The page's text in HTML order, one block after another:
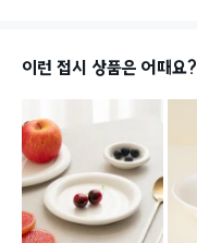
이런 접시 상품은 어때요?